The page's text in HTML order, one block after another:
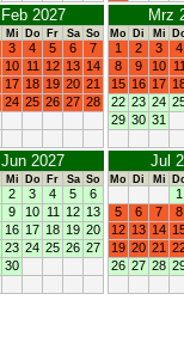
Feb 2027
Mi Do Fr Sa So
3 4 5 6
7
10 11 12 13 14
17 18 19 20 21
24 25 26 27 28
Mrz
Mo Di Mi
1 2 3
4
8
9 10
15 16 17
22 23 24
29 30 31
Jun 2027
Mi Do Fr Sa So
2 3 4 5
6
9 10 11 12 13
16 17 18 19 20
23 24 25 26 27
30
Jul
Mo Di Mi
1
5
6 7
8
12 13 14
19 20 21
26 27 28